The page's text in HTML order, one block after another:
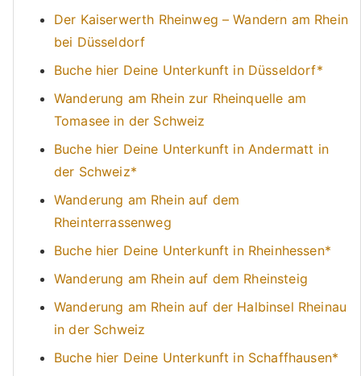
Der Kaiserwerth Rheinweg – Wandern am Rhein
bei Düsseldorf
Buche hier Deine Unterkunft in Düsseldorf*
Wanderung am Rhein zur Rheinquelle am
Tomasee in der Schweiz
Buche hier Deine Unterkunft in Andermatt in
der Schweiz*
Wanderung am Rhein auf dem
Rheinterrassenweg
Buche hier Deine Unterkunft in Rheinhessen*
Wanderung am Rhein auf dem Rheinsteig
Wanderung am Rhein auf der Halbinsel Rheinau
in der Schweiz
Buche hier Deine Unterkunft in Schaffhausen*